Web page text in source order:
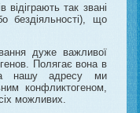
відіграють так звані
бездіяльності), що
дуже важливої
Полягає вона в
нашу адресу ми
конфликтогеном,
можливих.